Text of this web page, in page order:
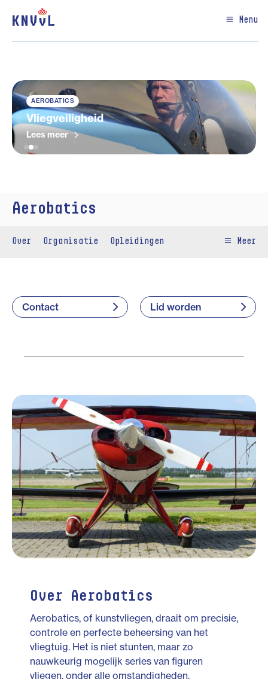
Menu
AEROBATICS
Vliegveiligheid
Lees meer
Aerobatics
Over Organisatie Opleidingen Meer
Contact Lid worden
Over Aerobatics
Aerobatics, of kunstvliegen, draait om precisie,
controle en perfecte beheersing van het
vliegtuig. Het is niet stunten, maar zo
nauwkeurig mogelijk series van figuren
vliegen, onder alle omstandigheden.